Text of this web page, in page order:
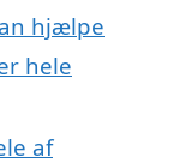
hjælpe
hele
af